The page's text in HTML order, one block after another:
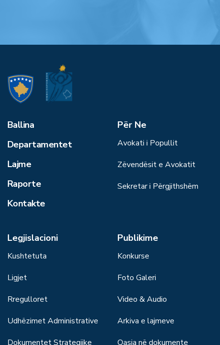
Ballina
Departamentet
Lajme
Raporte
Kontakte
Për Ne
Avokati i Popullit
Zëvendësit e Avokatit
Sekretar i Përgjithshëm
Legjislacioni
Kushtetuta
Ligjet
Rregulloret
Udhëzimet Administrative
Dokumentet Strategjike
Publikime
Konkurse
Foto Galeri
Video & Audio
Arkiva e lajmeve
Qasja në dokumente